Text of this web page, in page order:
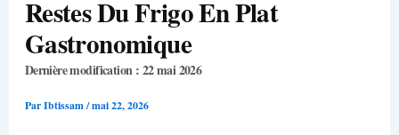
Restes Du Frigo En Plat
Gastronomique
Dernière modification : 22 mai 2026
ParIbtissam/mai 22, 2026